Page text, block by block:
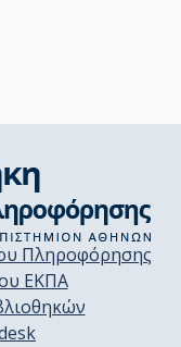
Πληροφόρησης
ΕΚΠΑ